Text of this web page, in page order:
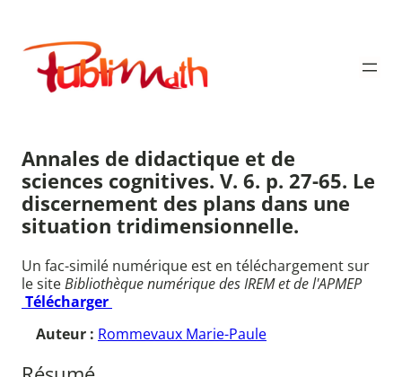
contenu
Publimath
Annales de didactique et de
sciences cognitives. V. 6. p. 27-65. Le
discernement des plans dans une
situation tridimensionnelle.
Un fac-similé numérique est en téléchargement sur
le siteBibliothèque numérique des IREM et de l'APMEP
Télécharger
Auteur : Rommevaux Marie-Paule